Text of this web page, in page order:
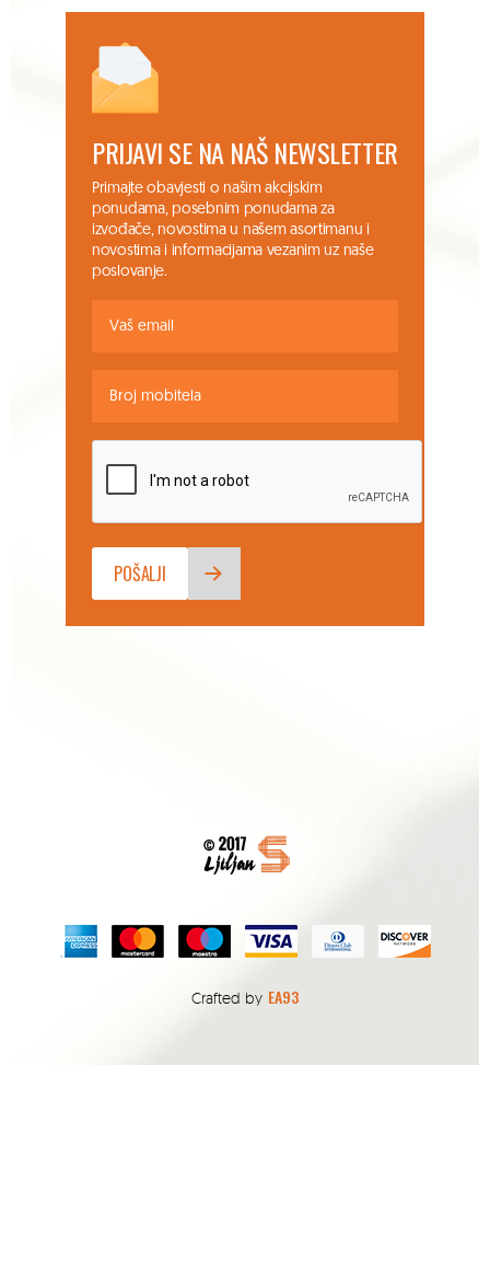
PRIJAVI SE NA NAŠ NEWSLETTER
Primajte obavjesti o našim akcijskim
ponudama, posebnim ponudama za
izvođače, novostima u našem asortimanu i
novostima i informacijama vezanim uz naše
poslovanje.
Crafted by EA93